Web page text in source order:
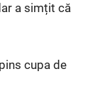
a simțit că
cupa de